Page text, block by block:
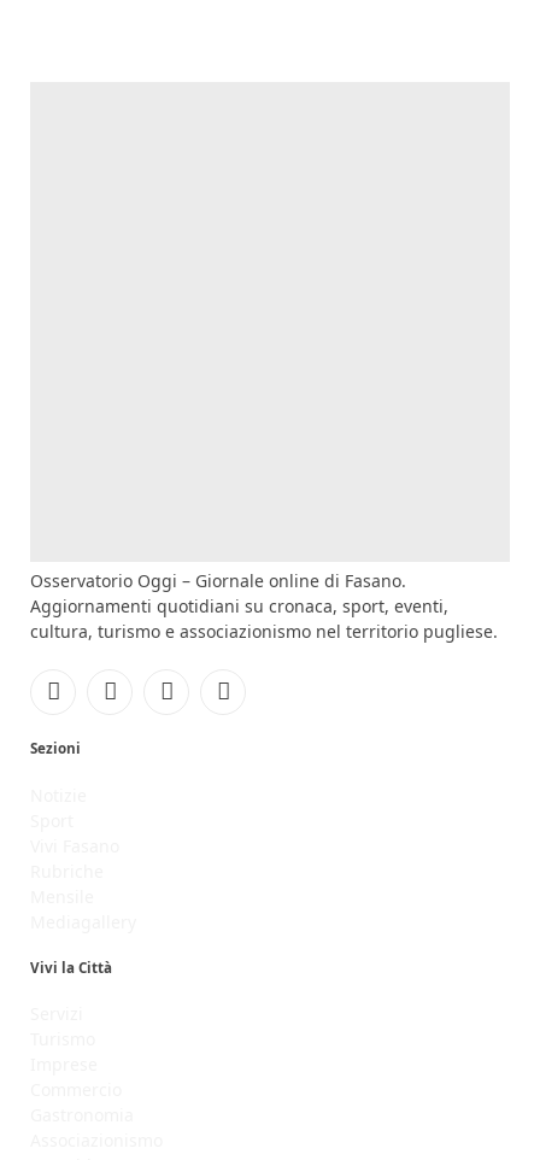
Osservatorio Oggi – Giornale online di Fasano.
Aggiornamenti quotidiani su cronaca, sport, eventi,
cultura, turismo e associazionismo nel territorio pugliese.
FacebookInstagramYouTubeRSS
Sezioni
Vivi la Città